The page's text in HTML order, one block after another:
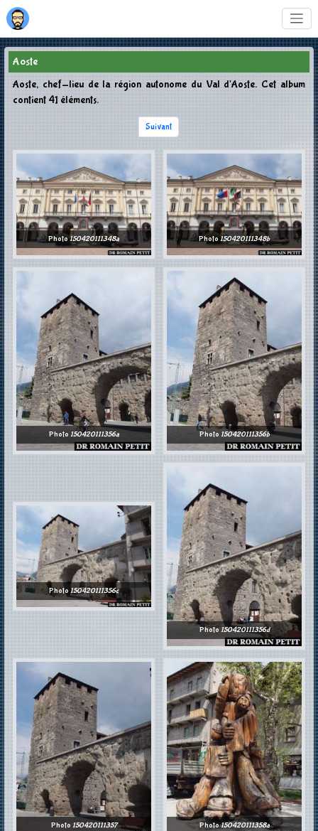
Aoste
Aoste, chef-lieu de la région autonome du Val d'Aoste. Cet album
contient 41 éléments.
Suivant
Photo150420111348a Photo 150420111348b
Photo 150420111356a Photo 150420111356b
Photo 150420111356c
Photo 150420111356d
Photo 150420111357 Photo150420111358a